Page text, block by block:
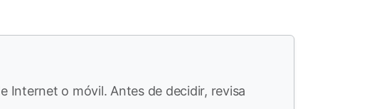
Internet o móvil. Antes de decidir, revisa